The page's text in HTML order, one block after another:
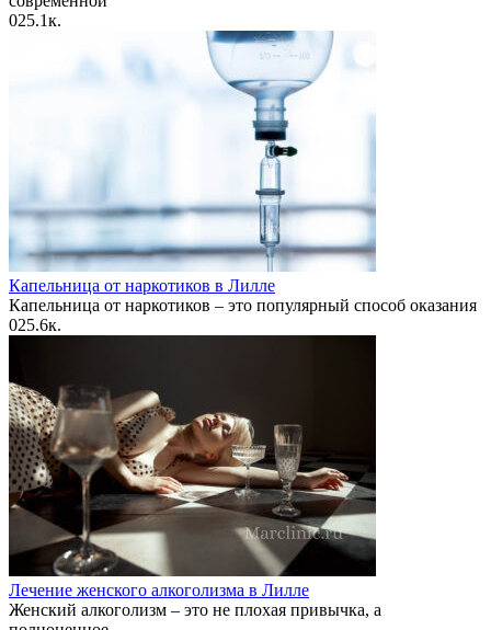
025.1к.
Капельница от наркотиков в Лилле
Капельница от наркотиков – это популярный способ оказания
025.6к.
Лечение женского алкоголизма в Лилле
Женский алкоголизм – это не плохая привычка, а